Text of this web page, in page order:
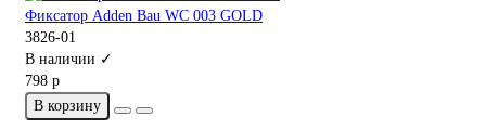
Фиксатор Adden Bau WC 003 GOLD
3826-01
В наличии ✓
798 р
В корзину